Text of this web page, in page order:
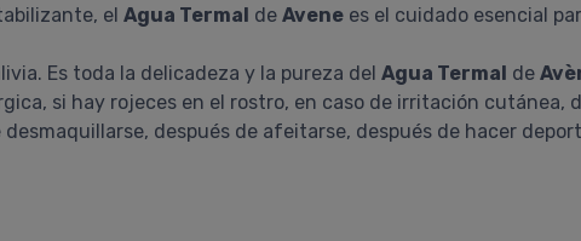
el Agua Termal de Avene es el cuidado esencial
Es toda la delicadeza y la pureza del Agua Termal de
si hay rojeces en el rostro, en caso de irritación cutánea,
después de afeitarse, después de hacer